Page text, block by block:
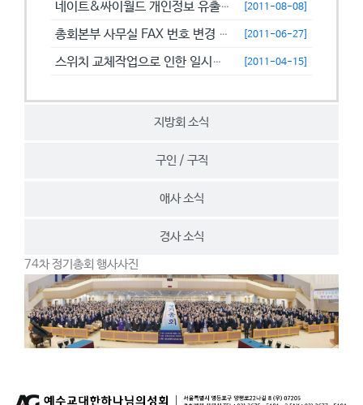
지방회 소식
구인 / 구직
애사 소식
경사 소식
네이트&싸이월드 개인정보 유출에 따른 비밀번호 변경 캠페인! [2011-08-08]
총회본부 사무실 FAX 번호 변경 안내 [2011-06-27]
스위치 교체작업으로 인한 일시접속제한 안내 [2011-04-15]
74차 정기총회 행사사진